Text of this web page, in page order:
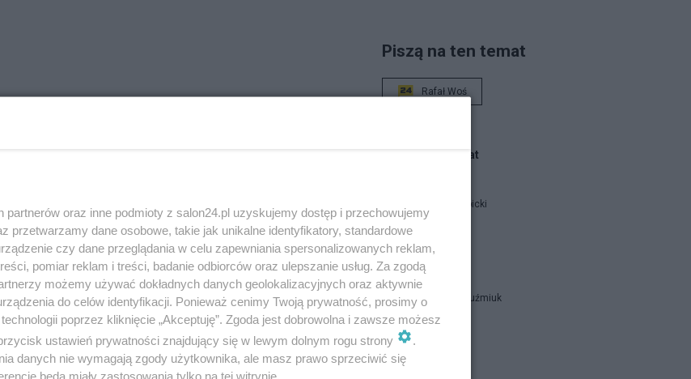
Niepodleglego Państwa?
28 Obserwuj notkę
Piszą na ten temat
Rafał Woś
Blogi na ten temat
Jan Filip Libicki
catrw
Zbigniew Kuźmiuk
partnerów oraz inne podmioty z salon24.pl uzyskujemy dostęp i przechowujemy
przetwarzamy dane osobowe, takie jak unikalne identyfikatory, standardowe
czy dane przeglądania w celu zapewniania spersonalizowanych reklam,
pomiar reklam i treści, badanie odbiorców oraz ulepszanie usług. Za zgodą
możemy używać dokładnych danych geolokalizacyjnych oraz aktywnie
do celów identyfikacji. Ponieważ cenimy Twoją prywatność, prosimy o
poprzez kliknięcie „Akceptuję”. Zgoda jest dobrowolna i zawsze możesz
ustawień prywatności znajdujący się w lewym dolnym rogu strony
danych nie wymagają zgody użytkownika, ale masz prawo sprzeciwić się
będą miały zastosowania tylko na tej witrynie.